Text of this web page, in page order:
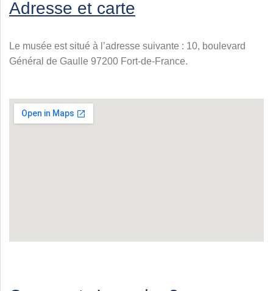
Adresse et carte
Le musée est situé à l’adresse suivante : 10, boulevard
Général de Gaulle 97200 Fort-de-France.